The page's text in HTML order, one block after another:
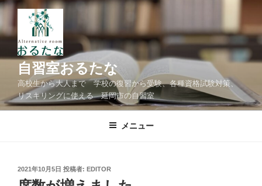
コ
テ
ツ
キ
自習室おるたな
高校生から大人まで 学校の復習から受験、各種資格試験対策、
リスキリングに使える 延岡市の自習室
メニュー
投
稿
2021年10月5日 投稿者: EDITOR